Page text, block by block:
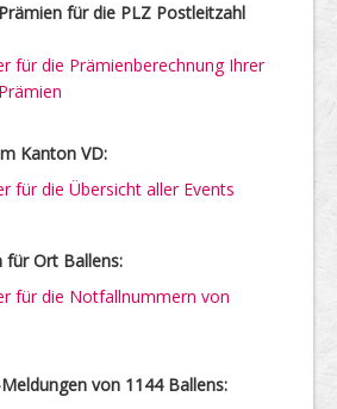
für die PLZ Postleitzahl
für die Prämienberechnung Ihrer
Kanton VD:
für die Übersicht aller Events
Ort Ballens:
für die Notfallnummern von
von 1144 Ballens: